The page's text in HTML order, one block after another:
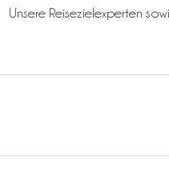
Unsere Reisezielexperten